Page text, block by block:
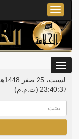
Toggle
navigation
السبت، 25 صفر 1448هـ | 08 أغسطس 2026م |
23:40:37 (ت.م.م)